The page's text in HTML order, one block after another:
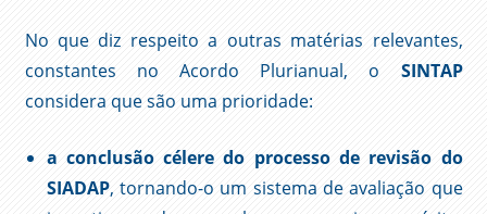
No que diz respeito a outras matérias relevantes,
constantes no Acordo Plurianual, o SINTAP
considera que são uma prioridade:
a conclusão célere do processo de revisão do
SIADAP, tornando-o um sistema de avaliação que